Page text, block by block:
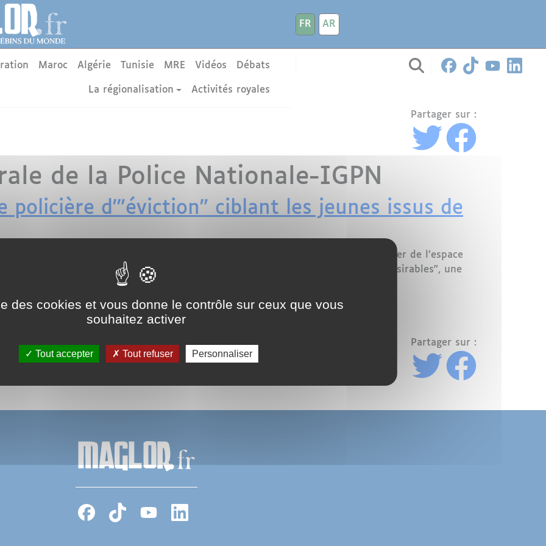
FR
AR
Maroc Algérie Tunisie MRE Vidéos Débats
La régionalisation Activités royales
Partager sur :
de la Police Nationale-IGPN
policière d'"éviction" ciblant les jeunes issus de
Défenseur des droits met en cause une politique institutionnelle visant à évincer de l’espace
région parisienne, ces derniers sont fréquemment considérés comme des "indésirables", une
policiers répétés et injustifiés.
d'"éviction" ciblant les jeunes issus de l'immigration
Partager sur :
des cookies et vous donne le contrôle sur ceux que vous
souhaitez activer
Tout accepter Tout refuser Personnaliser